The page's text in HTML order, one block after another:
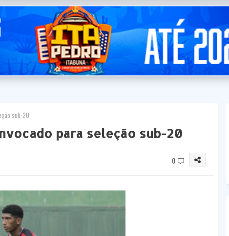
sub-20
para seleção sub-20
0